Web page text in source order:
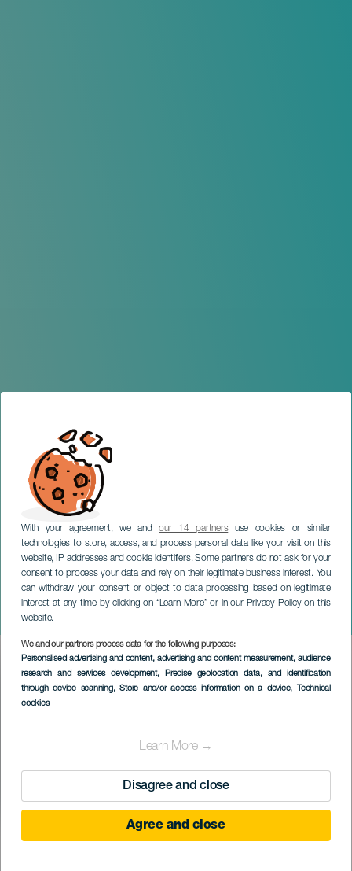
With your agreement, we andour 14 partnersuse cookies or similar
technologies to store, access, and process personal data like your visit on this
website, IP addresses and cookie identifiers. Some partners do not ask for your
consent to process your data and rely on their legitimate business interest. You
can withdraw your consent or object to data processing based on legitimate
interest at any time by clicking on “Learn More” or in our Privacy Policy on this
website.
We and our partners process data for the following purposes:
Personalised advertising and content, advertising and content measurement, audience
research and services development, Precise geolocation data, and identification
through device scanning, Store and/or access information on a device, Technical
cookies
Learn More →
Disagree and close
Agree and close
Anna Rodríguez & Three na
koncertě
TENERIFE
Imagen
Listado